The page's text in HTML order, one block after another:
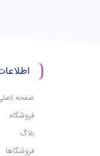
صفحه
فروشگاه
بلاگ
فروشگاها